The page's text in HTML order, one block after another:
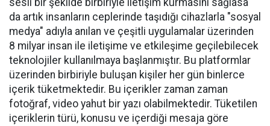
sesli bir şekilde birbiriyle iletişim kurmasını sağlasa
da artık insanların ceplerinde taşıdığı cihazlarla "sosyal
medya" adıyla anılan ve çeşitli uygulamalar üzerinden
8 milyar insan ile iletişime ve etkileşime geçilebilecek
teknolojiler kullanılmaya başlanmıştır. Bu platformlar
üzerinden birbiriyle buluşan kişiler her gün binlerce
içerik tüketmektedir. Bu içerikler zaman zaman
fotoğraf, video yahut bir yazı olabilmektedir. Tüketilen
içeriklerin türü, konusu ve içerdiği mesaja göre